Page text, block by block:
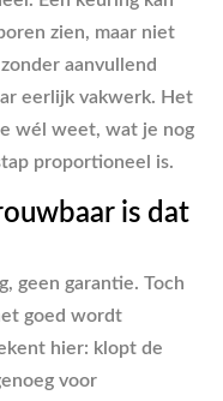
zien, maar niet
aanvullend
eerlijk vakwerk. Het
wél weet, wat je nog
proportioneel is.
is dat
geen garantie. Toch
goed wordt
hier: klopt de
voor